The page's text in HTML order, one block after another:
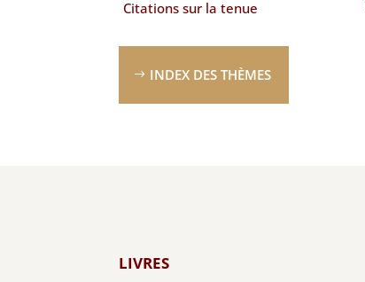
Citations sur la tenue
INDEX DES THÈMES
LIVRES